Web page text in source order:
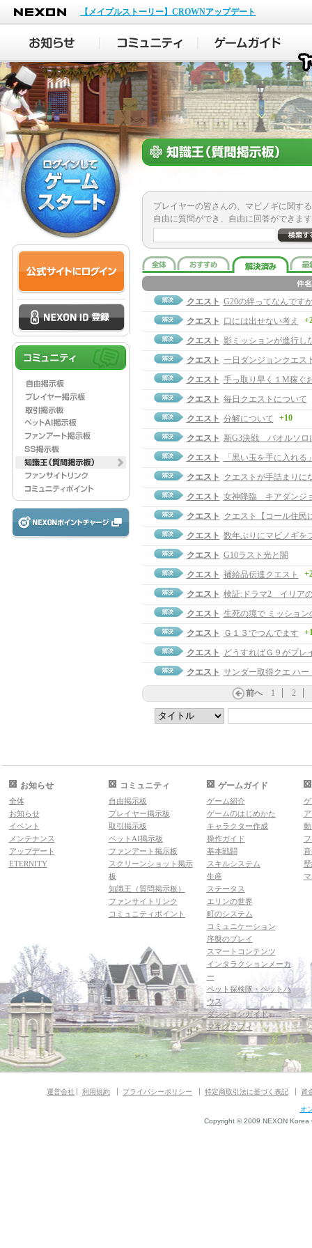
NEXON
【メイプルストーリー】CROWNアップデート
プレイヤーの皆さんの、マビノギに関す
自由に質問ができ、自由に回答ができま
クエスト G20の絆ってなんです
クエスト 口には出せない考え
クエスト 影ミッションが進行し
クエスト 一日ダンジョンクエス
クエスト 手っ取り早く１M稼ぐ
クエスト 毎日クエストについて
クエスト 分解について +10
クエスト 新G3決戦 バオルソロ
クエスト
「黒い玉を手に入れ
クエスト クエストが手詰まりに
クエスト 女神降臨 キアダンジ
クエスト クエスト【コール住民
クエスト 数年ぶりにマビノギを
クエスト G10ラスト光と闇
クエスト 補給品伝達クエスト
クエスト 検証:ドラマ2 イリア
クエスト 生死の境で ミッション
クエスト
Ｇ１３でつんでます
クエスト
どうすればＧ９がプレ
クエスト サンダー取得クエ ハ
前へ 1 2
お知らせ
全体
お知らせ
イベント
メンテナンス
アップデート
ETERNITY
コミュニティ
自由掲示板
プレイヤー掲示板
取引掲示板
ペットAI掲示板
ファンアート掲示板
スクリーンショット掲示
板
知識王（質問掲示板）
ファンサイトリンク
コミュニティポイント
ゲームガイド
ゲーム紹介
ゲームのはじめかた
キャラクター作成
操作ガイド
基本戦闘
スキルシステム
生産
ステータス
エリンの世界
町のシステム
コミュニケーション
序盤のプレイ
スマートコンテンツ
インタラクションメーカ
ー
ペット探検隊・ペットハ
ウス
ダンジョンガイド
マギグラフィ
運営会社 利用規約 プライバシーポリシー 特定商取引法に基づく表記 資
オ
Copyright © 2009 NEXON Korea